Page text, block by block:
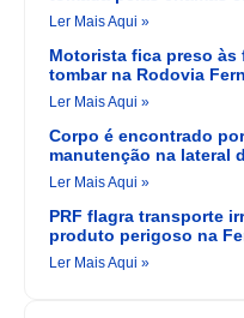
Ler Mais Aqui »
Motorista fica preso às
tombar na Rodovia
Ler Mais Aqui »
Corpo é encontrado
manutenção na lateral
Ler Mais Aqui »
PRF flagra transporte
produto perigoso na
Ler Mais Aqui »